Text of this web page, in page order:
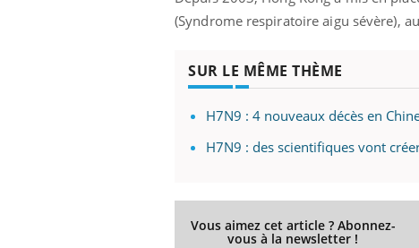
(Syndrome respiratoire aigu sévère),
SUR LE MÊME THÈME
H7N9 : 4 nouveaux décès en
H7N9 : des scientifiques vont
Vous aimez cet article ? Abonnez-
vous à la newsletter !
osait en parler??Youtube